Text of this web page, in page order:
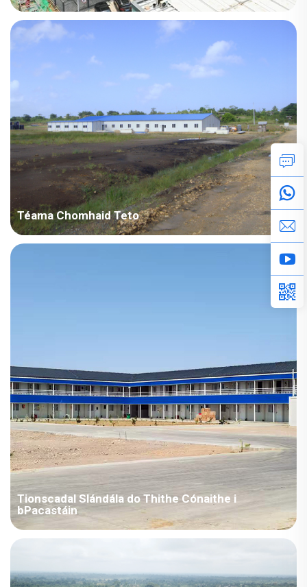
Níor thug an tionscadal seo a leithéidí ar na riachtanais éilimh
don teaghlaigh do 6,500 oibreachóir tógála ach léirigh sé freisin
conas is féidir réitigh intiomaite teaghlaigh a athrú ar fhorbairt
infrastruchtúir ar mhórchaoi.
Téama Chomhaid Teto
Tedto - Zhonghao Overseas Construction Engineering Co., Ltd.
Tionscadal Slándála do Thithe Cónaithe i
bPacastáin
Tá gach dearadh comhoiriúnach le caighdeáin náisiúnta na
bheith thapa, chuir an chomhlacht acmhainní suntasacha i